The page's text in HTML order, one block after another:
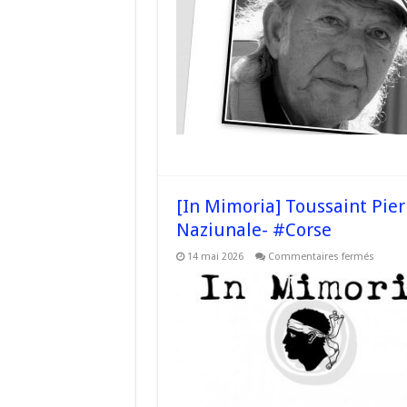
Papi
–
#Corse
[In Mimoria] Toussaint
Naziunale- #Corse
14 mai 2026 Commentaires ferméssur
Pieri,